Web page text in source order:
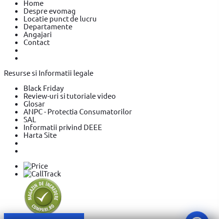
Home
Despre evomag
Locatie punct de lucru
Departamente
Angajari
Contact
Resurse si Informatii legale
Black Friday
Review-uri si tutoriale video
Glosar
ANPC - Protectia Consumatorilor
SAL
Informatii privind DEEE
Harta Site